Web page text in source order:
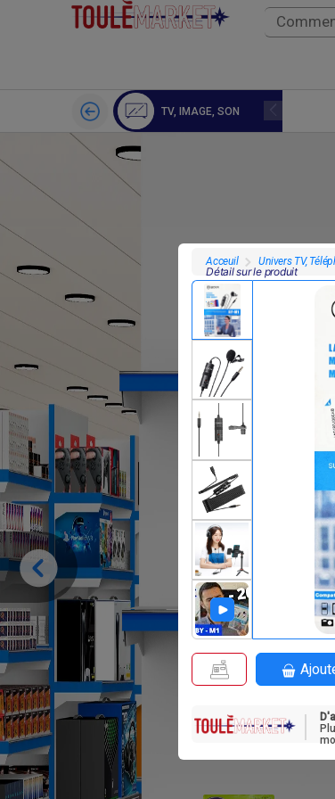
Acceuil Univers TV,
Détail sur le produit
TV, IMAGE, SON
DRONE CAMERA
150 000
25 000 F